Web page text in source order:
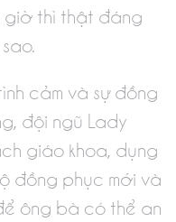
thì thật đáng
cảm và sự đồng
đội ngũ Lady
giáo khoa, dụng
đồng phục mới và
ông bà có thể an